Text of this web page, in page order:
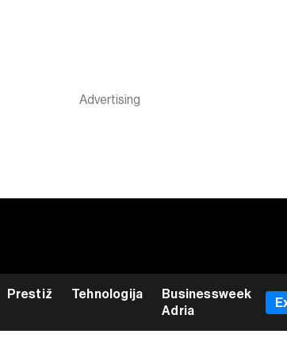
Prestiž Tehnologija
Businessweek
Adria